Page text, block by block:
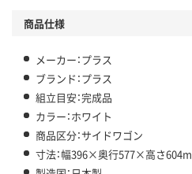
商品仕様
メーカー：プラス
ブランド：プラス
組立目安：完成品
カラー：ホワイト
商品区分：サイドワゴン
寸法：幅396×奥行577×高さ